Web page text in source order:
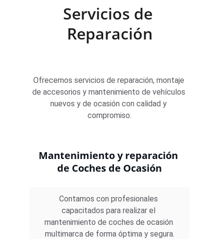
Servicios de
Reparación
Ofrecemos servicios de reparación, montaje
de accesorios y mantenimiento de vehículos
nuevos y de ocasión con calidad y
compromiso.
Mantenimiento y reparación
de Coches de Ocasión
Contamos con profesionales
capacitados para realizar el
mantenimiento de coches de ocasión
multimarca de forma óptima y segura.